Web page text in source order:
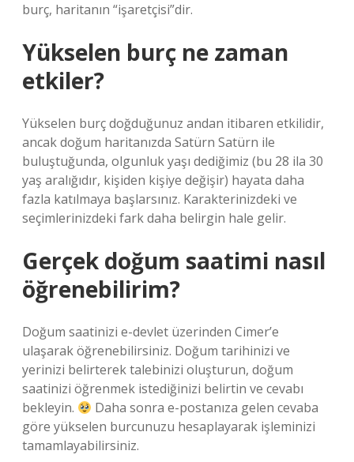
burç, haritanın “işaretçisi”dir.
Yükselen burç ne zaman
etkiler?
Yükselen burç doğduğunuz andan itibaren etkilidir,
ancak doğum haritanızda Satürn Satürn ile
buluştuğunda, olgunluk yaşı dediğimiz (bu 28 ila 30
yaş aralığıdır, kişiden kişiye değişir) hayata daha
fazla katılmaya başlarsınız. Karakterinizdeki ve
seçimlerinizdeki fark daha belirgin hale gelir.
Gerçek doğum saatimi nasıl
öğrenebilirim?
Doğum saatinizi e-devlet üzerinden Cimer’e
ulaşarak öğrenebilirsiniz. Doğum tarihinizi ve
yerinizi belirterek talebinizi oluşturun, doğum
saatinizi öğrenmek istediğinizi belirtin ve cevabı
bekleyin.
Daha sonra e-postanıza gelen cevaba
göre yükselen burcunuzu hesaplayarak işleminizi
tamamlayabilirsiniz.